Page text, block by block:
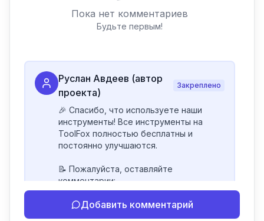
Пока нет комментариев
Будьте первым!
Руслан Авдеев (автор
проекта)
Закреплено
🎉 Спасибо, что используете наши
инструменты! Все инструменты на
ToolFox полностью бесплатны и
постоянно улучшаются.
📝 Пожалуйста, оставляйте
комментарии:
- Если инструмент работает
некорректно
Добавить комментарий